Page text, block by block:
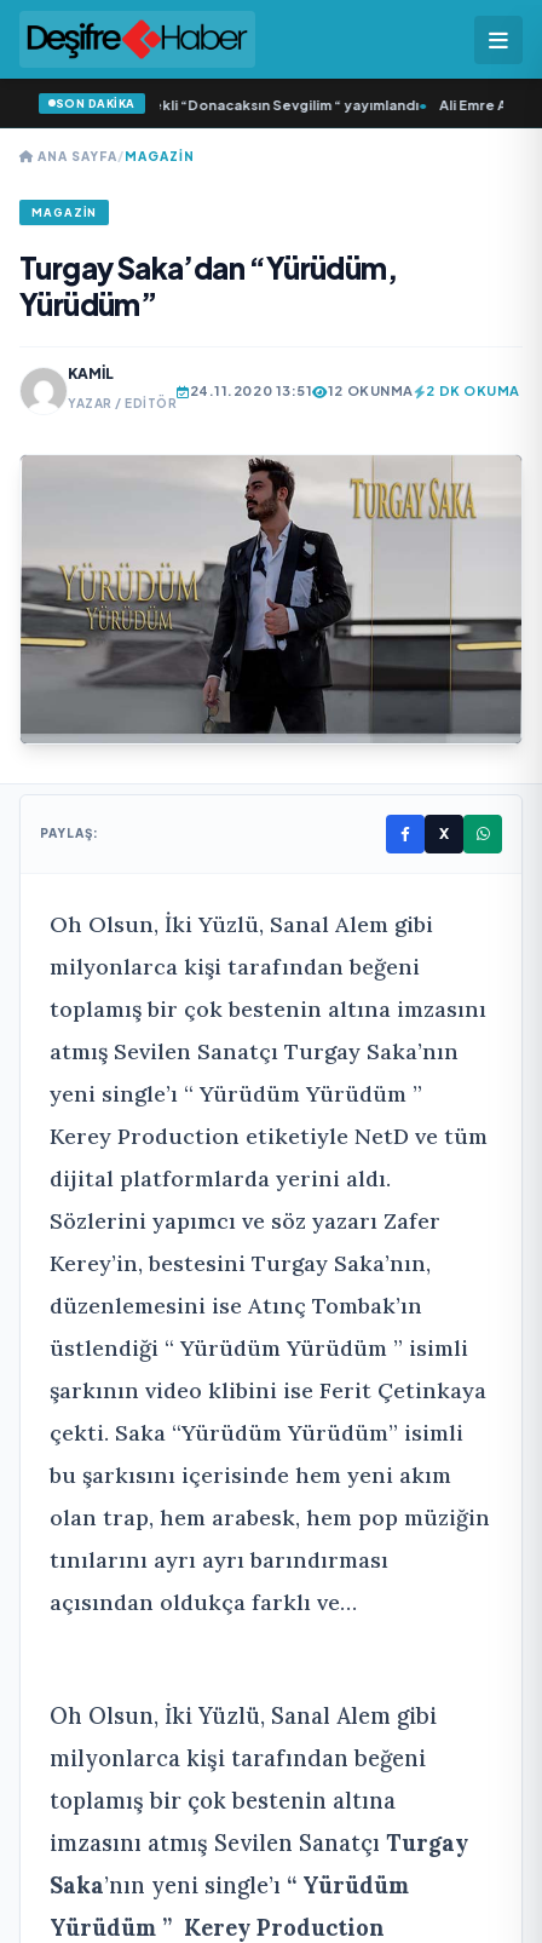
SON DAKİKA
Samlı ‘dan İkinci Tekli “Donacaksın Sevgilim “ yayımlandı• Ali Emre
ANA SAYFA/MAGAZIN
MAGAZIN
Turgay Saka’dan “Yürüdüm,
Yürüdüm”
KAMIL
YAZAR / EDITÖR
24.11.2020 13:51 12 OKUNMA 2 DK OKUMA
PAYLAŞ: X
Oh Olsun, İki Yüzlü, Sanal Alem gibi
milyonlarca kişi tarafından beğeni
toplamış bir çok bestenin altına imzasını
atmış Sevilen Sanatçı Turgay Saka’nın
yeni single’ı “ Yürüdüm Yürüdüm ”
Kerey Production etiketiyle NetD ve tüm
dijital platformlarda yerini aldı.
Sözlerini yapımcı ve söz yazarı Zafer
Kerey’in, bestesini Turgay Saka’nın,
düzenlemesini ise Atınç Tombak’ın
üstlendiği “ Yürüdüm Yürüdüm ” isimli
şarkının video klibini ise Ferit Çetinkaya
çekti. Saka “Yürüdüm Yürüdüm” isimli
bu şarkısını içerisinde hem yeni akım
olan trap, hem arabesk, hem pop müziğin
tınılarını ayrı ayrı barındırması
açısından oldukça farklı ve…
Oh Olsun, İki Yüzlü, Sanal Alem gibi
milyonlarca kişi tarafından beğeni
toplamış bir çok bestenin altına
imzasını atmış Sevilen Sanatçı Turgay
Saka’nın yeni single’ı “ Yürüdüm
Yürüdüm ” Kerey Production